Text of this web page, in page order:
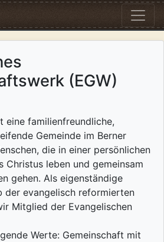
(EGW)
eine familienfreundliche,
Gemeinde im Berner
die in einer persönlichen
Christus leben und gemeinsam
gehen. Als eigenständige
der evangelisch reformierten
Mitglied der Evangelischen
Werte: Gemeinschaft mit